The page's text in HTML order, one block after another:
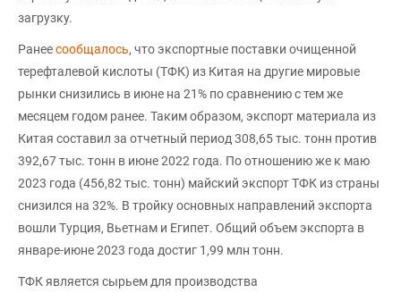
загрузку.
Ранеесообщалось, что экспортные поставки очищенной
терефталевой кислоты (ТФК) из Китая на другие мировые
рынки снизились в июне на 21% по сравнению с тем же
месяцем годом ранее. Таким образом, экспорт материала из
Китая составил за отчетный период 308,65 тыс. тонн против
392,67 тыс. тонн в июне 2022 года. По отношению же к маю
2023 года (456,82 тыс. тонн) майский экспорт ТФК из страны
снизился на 32%. В тройку основных направлений экспорта
вошли Турция, Вьетнам и Египет. Общий объем экспорта в
январе-июне 2023 года достиг 1,99 млн тонн.
ТФК является сырьем для производства